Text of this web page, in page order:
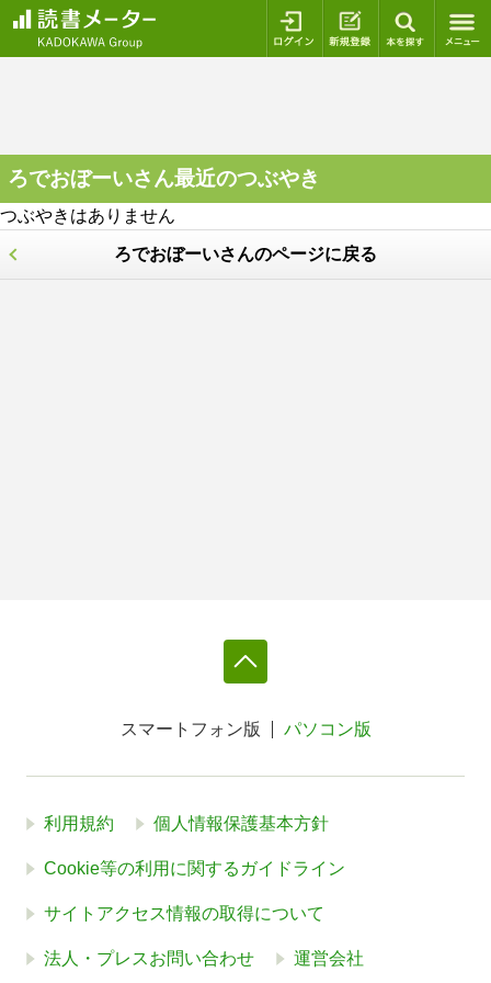
ログイン 新規登録
ろでおぼーいさん最近のつぶやき
つぶやきはありません
ろでおぼーいさんのページに戻る
スマートフォン版 パソコン版
利用規約 個人情報保護基本方針
Cookie等の利用に関するガイドライン
サイトアクセス情報の取得について
法人・プレスお問い合わせ 運営会社